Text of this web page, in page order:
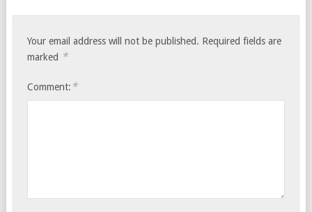
Your email address will not be published. Required fields are
marked *
Comment: *